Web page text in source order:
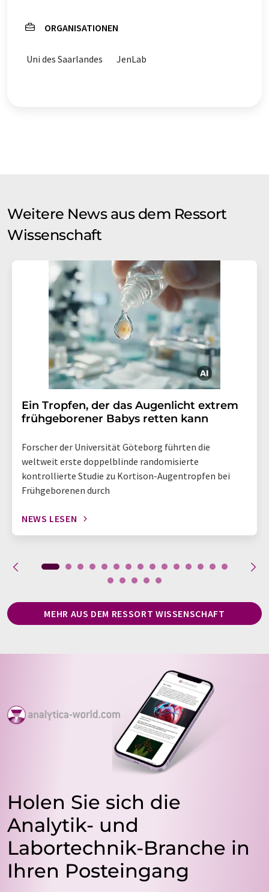
ORGANISATIONEN
Uni des Saarlandes JenLab
Weitere News aus dem Ressort
Wissenschaft
Ein Tropfen, der das Augenlicht extrem
frühgeborener Babys retten kann
Forscher der Universität Göteborg führten die
weltweit erste doppelblinde randomisierte
kontrollierte Studie zu Kortison-Augentropfen bei
Frühgeborenen durch
NEWS LESEN
MEHR AUS DEM RESSORT WISSENSCHAFT
Holen Sie sich die
Analytik- und
Labortechnik-Branche in
Ihren Posteingang